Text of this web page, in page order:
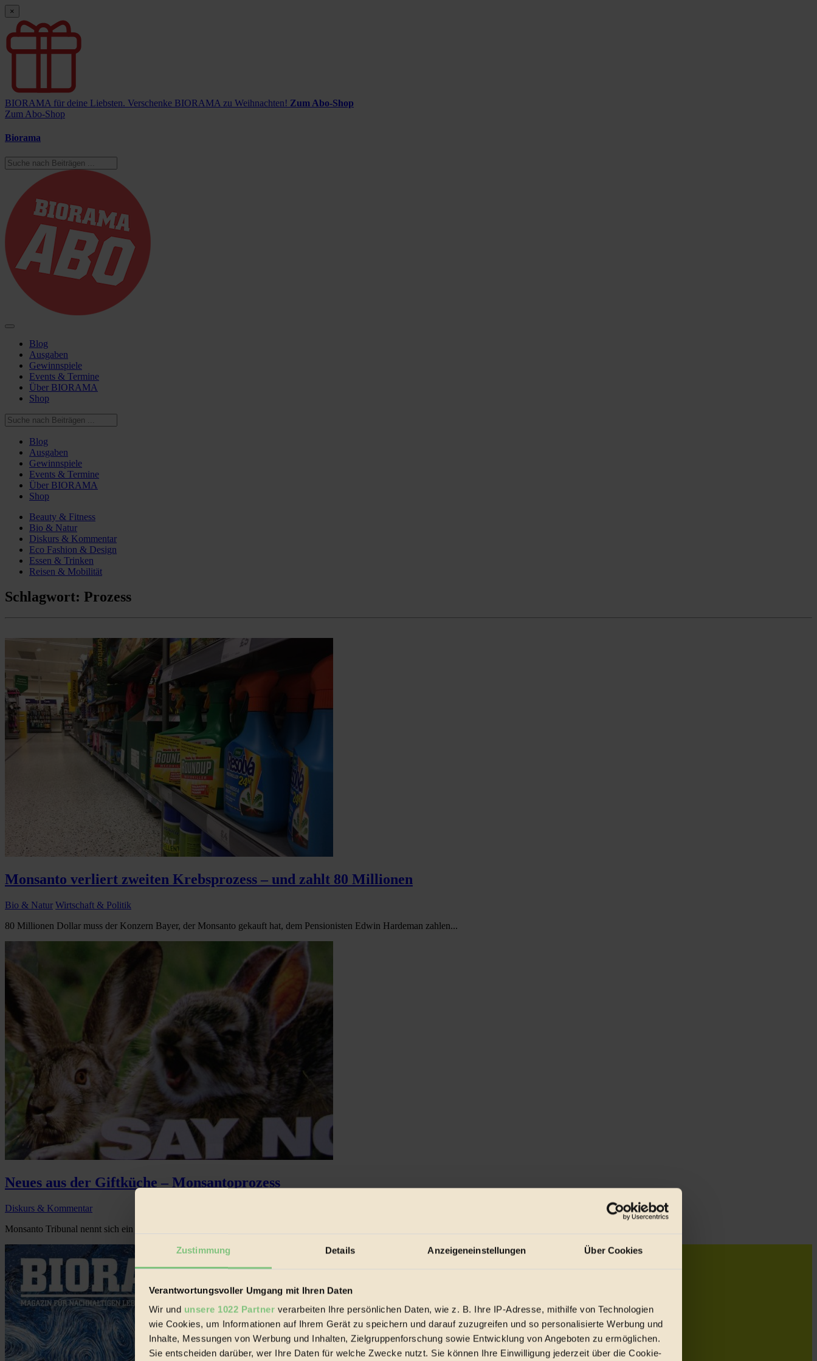
Zustimmung Details Anzeigeneinstellungen Über Cookies
Verantwortungsvoller Umgang mit Ihren Daten
Wir und unsere 1022 Partner verarbeiten Ihre persönlichen Daten, wie z. B. Ihre IP-Adresse, mithilfe von Technologien
wie Cookies, um Informationen auf Ihrem Gerät zu speichern und darauf zuzugreifen und so personalisierte Werbung und
Inhalte, Messungen von Werbung und Inhalten, Zielgruppenforschung sowie Entwicklung von Angeboten zu ermöglichen.
Sie entscheiden darüber, wer Ihre Daten für welche Zwecke nutzt. Sie können Ihre Einwilligung jederzeit über die Cookie-
×
BIORAMA für deine Liebsten. Verschenke BIORAMA zu Weihnachten! Zum Abo-Shop
Zum Abo-Shop
Biorama
Blog
Ausgaben
Gewinnspiele
Events & Termine
Über BIORAMA
Shop
Blog
Ausgaben
Gewinnspiele
Events & Termine
Über BIORAMA
Shop
Beauty & Fitness
Bio & Natur
Diskurs & Kommentar
Eco Fashion & Design
Essen & Trinken
Reisen & Mobilität
Schlagwort: Prozess
Monsanto verliert zweiten Krebsprozess – und zahlt 80 Millionen
Bio & Natur Wirtschaft & Politik
80 Millionen Dollar muss der Konzern Bayer, der Monsanto gekauft hat, dem Pensionisten Edwin Hardeman zahlen...
Neues aus der Giftküche – Monsantoprozess
Diskurs & Kommentar
Monsanto Tribunal nennt sich ein Zusammenschluss von Organisationen und Einzelpersonen, die dem Konzern nächstes Jahr den Prozess machen wollen – ...